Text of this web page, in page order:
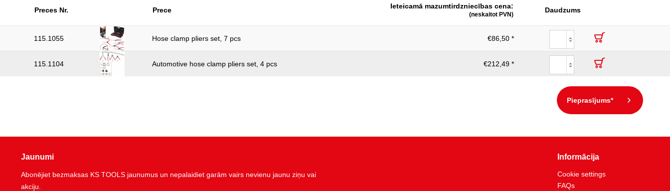
210
Preces Nr. Prece Ieteicamā mazumtirdzniecības cena:
(neskaitot PVN)
Daudzums
115.1055 Hose clamp pliers set, 7 pcs €86,50 *
115.1104 Automotive hose clamp pliers set, 4 pcs €212,49 *
Pieprasījums*
Jaunumi
Abonējiet bezmaksas KS TOOLS jaunumus un nepalaidiet garām vairs nevienu jaunu ziņu vai
akciju.
Informācija
Cookie settings
FAQs